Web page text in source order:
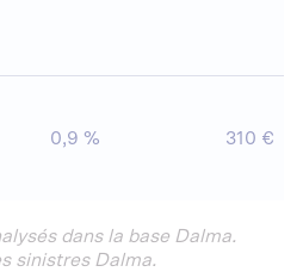
0,9 % 310 €
dans la base Dalma.
sinistres Dalma.